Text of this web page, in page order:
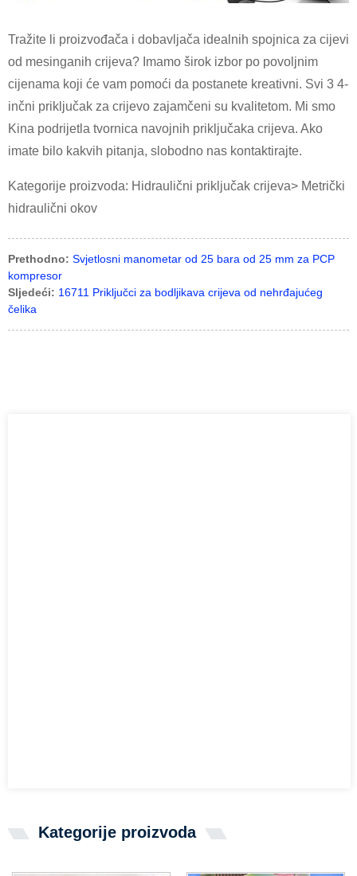
Tražite li proizvođača i dobavljača idealnih spojnica za cijevi
od mesinganih crijeva? Imamo širok izbor po povoljnim
cijenama koji će vam pomoći da postanete kreativni. Svi 3 4-
inčni priključak za crijevo zajamčeni su kvalitetom. Mi smo
Kina podrijetla tvornica navojnih priključaka crijeva. Ako
imate bilo kakvih pitanja, slobodno nas kontaktirajte.
Kategorije proizvoda: Hidraulični priključak crijeva> Metrički
hidraulični okov
Prethodno: Svjetlosni manometar od 25 bara od 25 mm za PCP
kompresor
Sljedeći: 16711 Priključci za bodljikava crijeva od nehrđajućeg
čelika
Kategorije proizvoda